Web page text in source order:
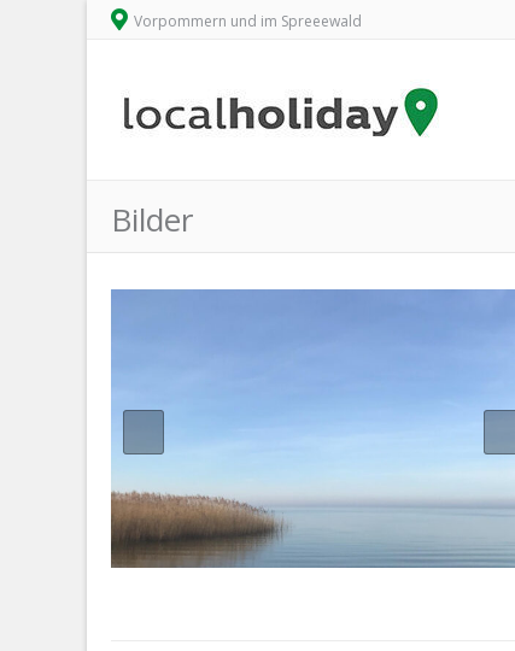
Vorpommern und im Spreeewald
Bilder